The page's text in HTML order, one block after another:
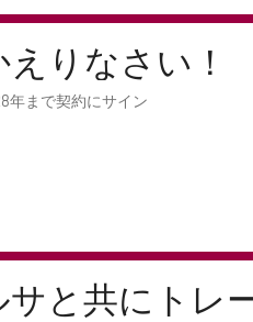
りなさい！
年まで契約にサイン
と共にトレ